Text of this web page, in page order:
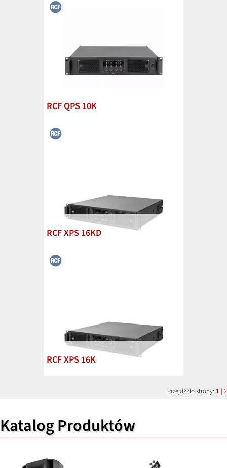
RCF QPS 10K
RCF XPS 16KD
RCF XPS 16K
Przejdź do strony: 1 | 2
Katalog Produktów